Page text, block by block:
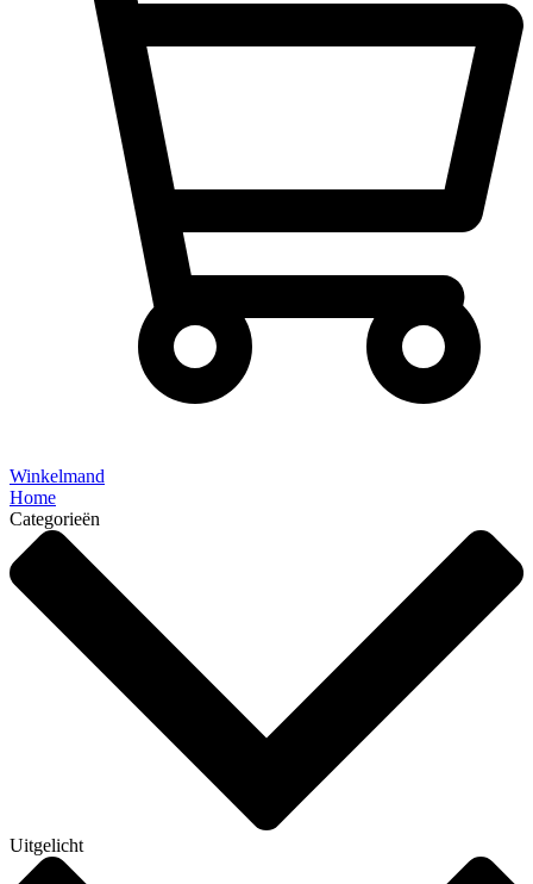
Winkelmand
Home
Categorieën
Uitgelicht